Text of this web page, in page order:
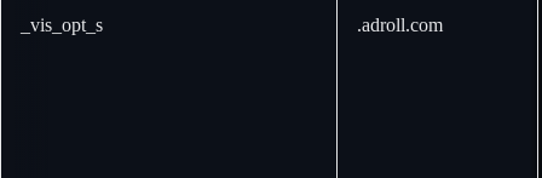
_vis_opt_s .adroll.com